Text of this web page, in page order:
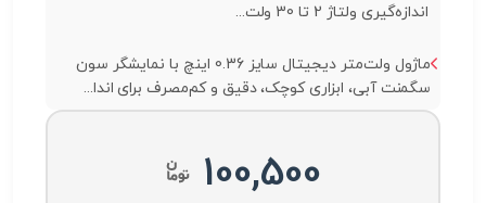
اندازه‌گیری ولتاژ 2 تا 30 ولت...
ماژول ولت‌متر دیجیتال سایز 0.36 اینچ با نمایشگر سون
سگمنت آبی، ابزاری کوچک، دقیق و کم‌مصرف برای اندا...
100,500